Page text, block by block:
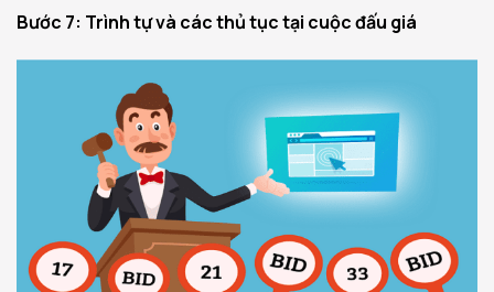
Bước 7: Trình tự và các thủ tục tại cuộc đấu giá